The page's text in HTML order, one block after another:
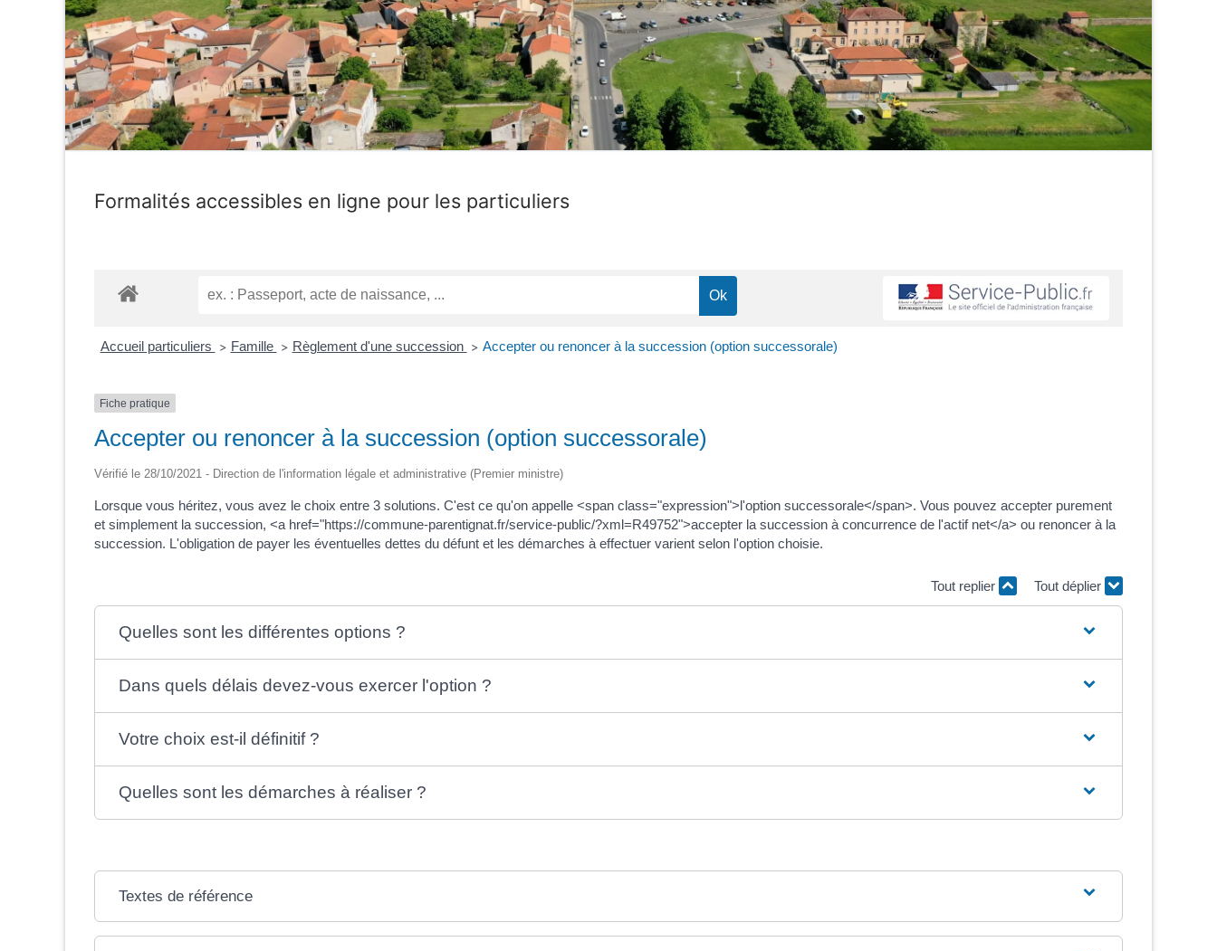
Formalités accessibles en ligne pour les particuliers
Accueil particuliers > Famille > Règlement d'une succession > Accepter ou renoncer à la succession (option successorale)
Fiche pratique
Accepter ou renoncer à la succession (option successorale)
Vérifié le 28/10/2021 - Direction de l'information légale et administrative (Premier ministre)
Lorsque vous héritez, vous avez le choix entre 3 solutions. C'est ce qu'on appelle <span class="expression">l'option successorale</span>. Vous pouvez accepter purement
et simplement la succession, <a href="https://commune-parentignat.fr/service-public/?xml=R49752">accepter la succession à concurrence de l'actif net</a> ou renoncer à la
succession. L'obligation de payer les éventuelles dettes du défunt et les démarches à effectuer varient selon l'option choisie.
Tout replier Tout déplier
Quelles sont les différentes options ?
Dans quels délais devez-vous exercer l'option ?
Votre choix est-il définitif ?
Quelles sont les démarches à réaliser ?
Textes de référence